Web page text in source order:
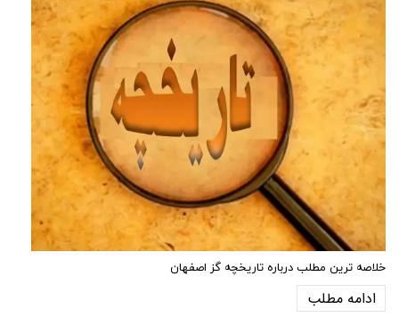
خلاصه ترین مطلب درباره تاریخچه گز اصفهان
ادامه مطلب